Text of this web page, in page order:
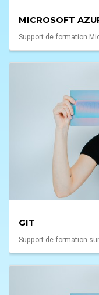
MICROSOFT
Support de formation
GIT
Support de formation